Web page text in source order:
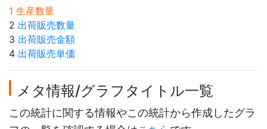
1 生産数量
2 出荷販売数量
3 出荷販売金額
4 出荷販売単価
メタ情報/グラフタイトル一覧
この統計に関する情報やこの統計から作成したグラ